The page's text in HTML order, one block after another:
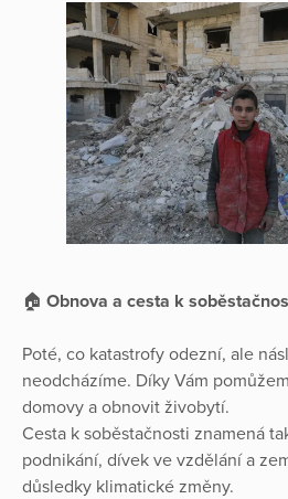
🏠 Obnova a cesta k
Poté, co katastrofy odezní, ale
neodcházíme. Díky Vám
domovy a obnovit živobytí.
Cesta k soběstačnosti znamená
podnikání, dívek ve vzdělání a
důsledky klimatické změny.